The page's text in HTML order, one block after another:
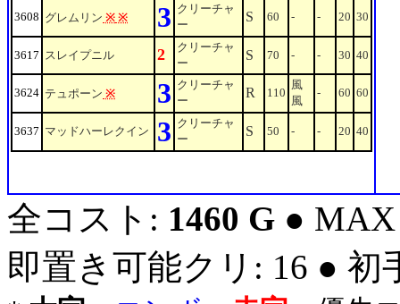
3608 グレムリン ※ ※ 3 クリーチャ
ー
S 60 - - 20 30
3617 スレイプニル 2
クリーチャ
ー
S 70 - - 30 40
3624 テュポーン ※ 3 クリーチャ
ー
R 110
風
風
- 60 60
3637 マッドハーレクイン 3 クリーチャ
ー
S 50 - - 20 40
全コスト: 1460 G ●
即置き可能クリ: 16 ● 初